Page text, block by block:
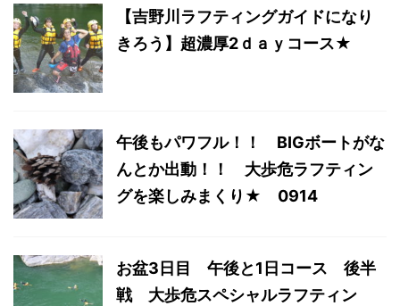
【吉野川ラフティングガイドになり
きろう】超濃厚2ｄａｙコース★
午後もパワフル！！ BIGボートがな
んとか出動！！ 大歩危ラフティン
グを楽しみまくり★ 0914
お盆3日目 午後と1日コース 後半
戦 大歩危スペシャルラフティン